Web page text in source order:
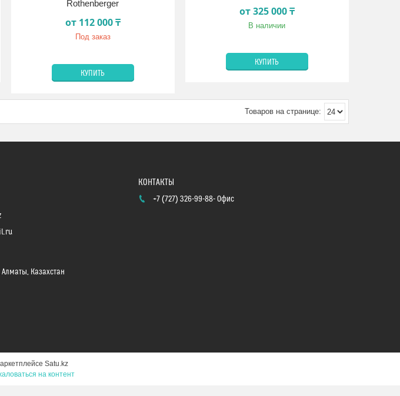
Rothenberger
от 112 000 ₸
Под заказ
КУПИТЬ
от 325 000 ₸
В наличии
КУПИТЬ
Казахстан
+7 (727) 326-99-88 Офис
Satu.kz
на контент